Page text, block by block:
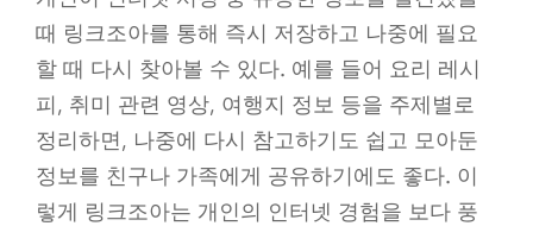
때 링크조아를 통해 즉시 저장하고 나중에 필요
할 때 다시 찾아볼 수 있다. 예를 들어 요리 레시
피, 취미 관련 영상, 여행지 정보 등을 주제별로
정리하면, 나중에 다시 참고하기도 쉽고 모아둔
정보를 친구나 가족에게 공유하기에도 좋다. 이
렇게 링크조아는 개인의 인터넷 경험을 보다 풍